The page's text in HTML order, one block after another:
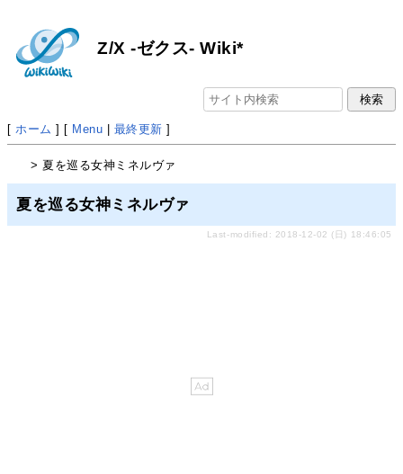
Z/X -ゼクス- Wiki*
[ ホーム ] [ Menu | 最終更新 ]
> 夏を巡る女神ミネルヴァ
夏を巡る女神ミネルヴァ
Last-modified: 2018-12-02 (日) 18:46:05